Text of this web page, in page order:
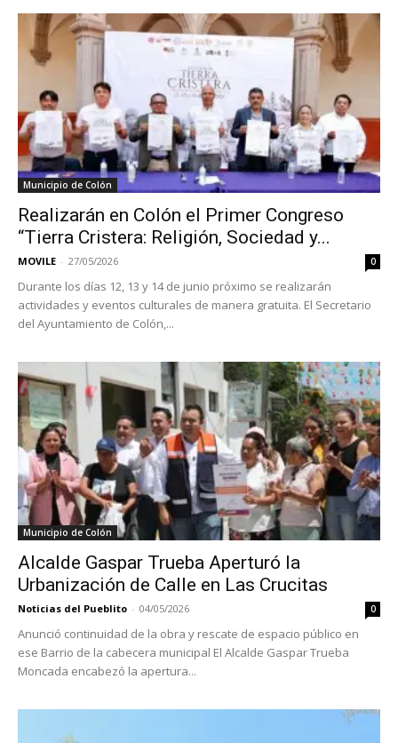
Municipio de Colón
Realizarán en Colón el Primer Congreso
“Tierra Cristera: Religión, Sociedad y...
MOVILE - 27/05/2026 0
Durante los días 12, 13 y 14 de junio próximo se realizarán
actividades y eventos culturales de manera gratuita. El Secretario
del Ayuntamiento de Colón,...
Municipio de Colón
Alcalde Gaspar Trueba Aperturó la
Urbanización de Calle en Las Crucitas
Noticias del Pueblito - 04/05/2026 0
Anunció continuidad de la obra y rescate de espacio público en
ese Barrio de la cabecera municipal El Alcalde Gaspar Trueba
Moncada encabezó la apertura...